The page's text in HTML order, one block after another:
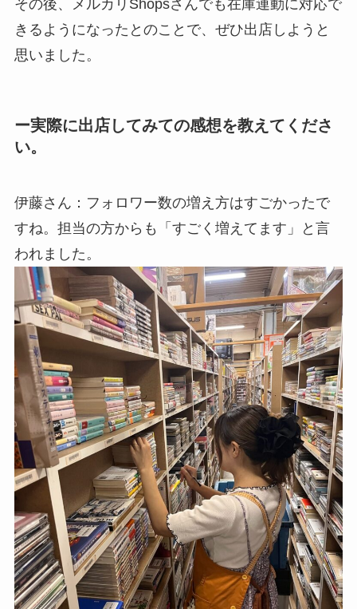
その後、メルカリShopsさんでも在庫連動に対応で
きるようになったとのことで、ぜひ出店しようと
思いました。
ー実際に出店してみての感想を教えてくださ
い。
伊藤さん：フォロワー数の増え方はすごかったで
すね。担当の方からも「すごく増えてます」と言
われました。